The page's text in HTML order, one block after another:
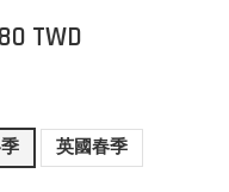
TWD
英國春季